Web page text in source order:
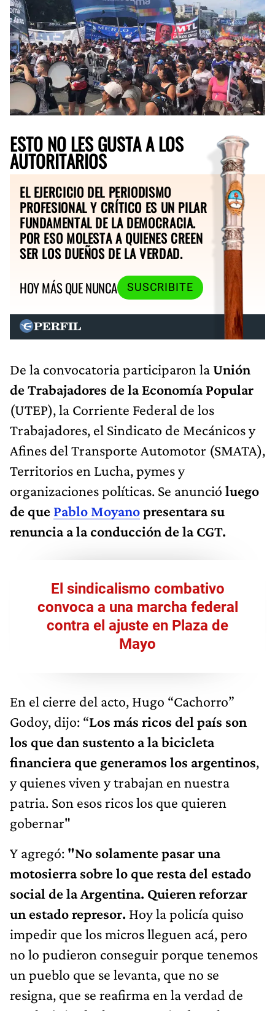
ESTO NO LES GUSTA A LOS
AUTORITARIOS
EL EJERCICIO DEL PERIODISMO
PROFESIONAL Y CRÍTICO ES UN PILAR
FUNDAMENTAL DE LA DEMOCRACIA.
POR ESO MOLESTA A QUIENES CREEN
SER LOS DUEÑOS DE LA VERDAD.
HOY MÁS QUE NUNCA
SUSCRIBITE
De la convocatoria participaron laUnión
de Trabajadores de la Economía Popular
(UTEP), la Corriente Federal de los
Trabajadores, el Sindicato de Mecánicos y
Afines del Transporte Automotor (SMATA),
Territorios en Lucha, pymes y
organizaciones políticas. Se anunció luego
de que Pablo Moyanopresentara su
renuncia a la conducción de la CGT.
El sindicalismo combativo
convoca a una marcha federal
contra el ajuste en Plaza de
Mayo
En el cierre del acto, Hugo “Cachorro”
Godoy, dijo: “Los más ricos del país son
los que dan sustento a la bicicleta
financiera que generamos los argentinos,
y quienes viven y trabajan en nuestra
patria. Son esos ricos los que quieren
gobernar"
Y agregó: "No solamente pasar una
motosierra sobre lo que resta del estado
social de la Argentina. Quieren reforzar
un estado represor. Hoy la policía quiso
impedir que los micros lleguen acá, pero
no lo pudieron conseguir porque tenemos
un pueblo que se levanta, que no se
resigna, que se reafirma en la verdad de